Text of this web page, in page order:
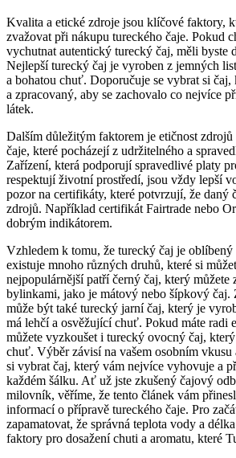
Kvalita a etické zdroje jsou klíčové faktory,
zvažovat při nákupu tureckého čaje. Pokud
vychutnat autentický turecký čaj, měli byste
Nejlepší turecký čaj je vyroben z jemných
a bohatou chuť. Doporučuje se vybrat si
a zpracovaný, aby se zachovalo co nejvíce
látek.
Dalším důležitým faktorem je etičnost zdrojů
čaje, které pocházejí z udržitelného a
Zařízení, která podporují spravedlivé platy
respektují životní prostředí, jsou vždy lepší
pozor na certifikáty, které potvrzují, že daný
zdrojů. Například certifikát Fairtrade nebo
dobrým indikátorem.
Vzhledem k tomu, že turecký čaj je oblíbený
existuje mnoho různých druhů, které si
nejpopulárnější patří černý čaj, který můžete
bylinkami, jako je mátový nebo šípkový čaj.
může být také turecký jarní čaj, který je
má lehčí a osvěžující chuť. Pokud máte radi
můžete vyzkoušet i turecký ovocný čaj,
chuť. Výběr závisí na vašem osobním vkusu
si vybrat čaj, který vám nejvíce vyhovuje a
každém šálku. Ať už jste zkušený čajový
milovník, věříme, že tento článek vám
informací o přípravě tureckého čaje. Pro
zapamatovat, že správná teplota vody a
faktory pro dosažení chuti a aromatu, které